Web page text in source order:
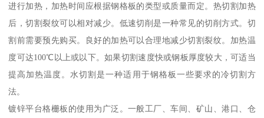
进行加热，加热时间应根据钢格板的类型或质量而定。热切割加热
后，切割裂纹可以相对减少。低速切削是一种常见的切削方式。切
割前需要预先购买。良好的加热可以合理地减少切割裂纹。加热温
度可达100℃以上或以下。如果切割速度快或钢板厚度较大，可适当
提高加热温度。水切割是一种适用于钢格板一些要求的冷切割方
法。
镀锌平台格栅板的使用为广泛。一般工厂、车间、矿山、港口、仓